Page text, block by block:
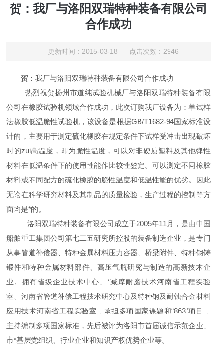
贺：我厂与洛阳双瑞特种装备有限公司
合作成功
更新时间：2015-03-18 点击次数：2946
贺：我厂与洛阳双瑞特种装备有限公司合作成功
热烈祝贺扬州市道纯试验机械厂与洛阳双瑞特种装备有限
公司在橡胶试验机领域合作成功，此次订购我厂设备为：单试样
法橡胶低温脆性试验机，该设备是根据GB/T1682-94国家标准设
计的，主要用于测定硫化橡胶在规定条件下试样受冲击出现破坏
时的zui高温度，即为脆性温度，可以对非硬质塑料及其他弹性
材料在低温条件下的使用性能作比较性鉴定。可以测定不同橡胶
材料或不同配方的硫化橡胶的脆性温度和低温性能的优劣。因此
无论在科学研究材料及其制品的质量检验，生产过程的控制等方
面均是*的。
洛阳双瑞特种装备有限公司成立于2005年11月，是由中国
船舶重工集团公司第七二五研究所控股的装备制造企业，是专门
从事管道补偿器、特种金属材料压力容器、桥梁附件、特种钢铸
锻件和特种金属材料部件、高压气瓶研究与制造的高新技术企
业。拥有省级企业技术中心、*减摩耐磨技术河南省工程实验
室、河南省管道补偿工程技术研究中心及特种钢及耐蚀合金材料
应用技术河南省工程实验室，承担多项国家课题和“863"项目，
主持编制多项国家标准，先后被评为洛阳市首届诚信示范企业、
市*基层党组织、行业企业和知识产权优势企业等。